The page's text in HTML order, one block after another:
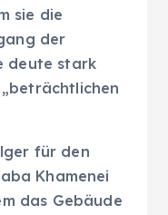
sie die
der
deute stark
für den
Khamenei
das Gebäude